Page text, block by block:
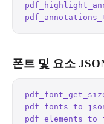
폰트 및 요소